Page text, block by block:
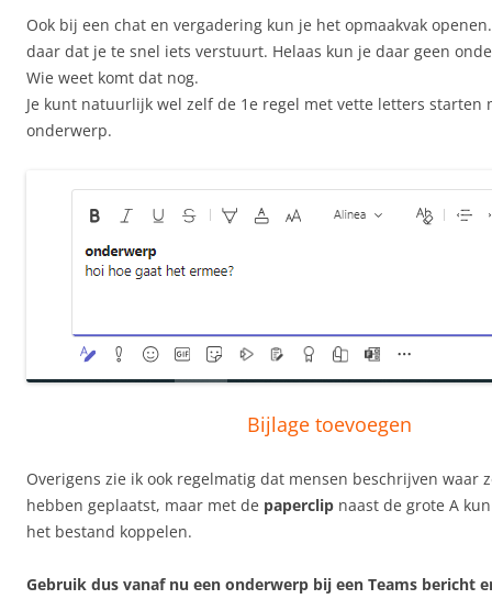
Ook bij een chat en vergadering kun je het opmaakvak
daar dat je te snel iets verstuurt. Helaas kun je daar geen
Wie weet komt dat nog.
Je kunt natuurlijk wel zelf de 1e regel met vette letters starten
onderwerp.
Bijlage toevoegen
Overigens zie ik ook regelmatig dat mensen beschrijven waar
hebben geplaatst, maar met de paperclip naast de grote A
het bestand koppelen.
Gebruik dus vanaf nu een onderwerp bij een Teams bericht